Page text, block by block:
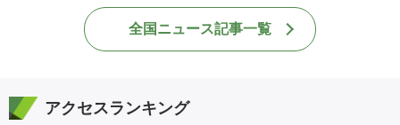
全国ニュース記事一覧
アクセスランキング